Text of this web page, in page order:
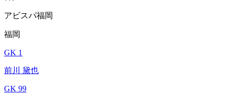
アビスパ福岡
福岡
GK 1
前川 黛也
GK 99